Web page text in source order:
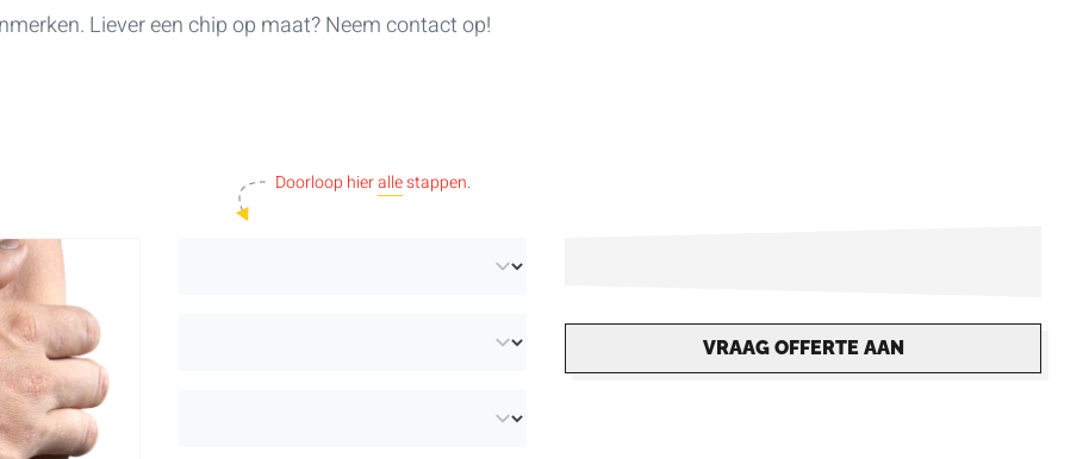
Liever een chip op maat?Neem contact op!
Doorloop hierallestappen.
VRAAG OFFERTE AAN